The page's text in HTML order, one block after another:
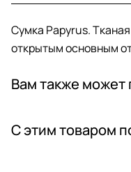
Сумка Papyrus.
открытым основным
Вам также может
С этим товаром